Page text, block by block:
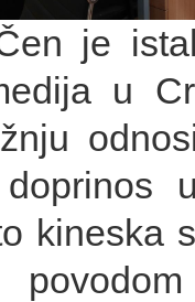
je
u
kineska